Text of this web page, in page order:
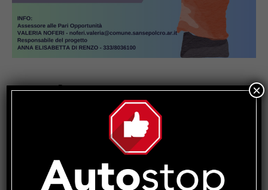
Popular
Incendio a Casaccia, nel comune di
Monte Santa Maria Tiberina: rogo in
fase di contenimento
×